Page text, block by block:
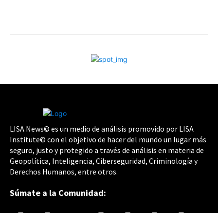
LISA News© es un medio de análisis promovido por LISA
Institute© con el objetivo de hacer del mundo un lugar más
seguro, justo y protegido a través de análisis en materia de
Geopolítica, Inteligencia, Ciberseguridad, Criminología y
Derechos Humanos, entre otros.
Súmate a la Comunidad: